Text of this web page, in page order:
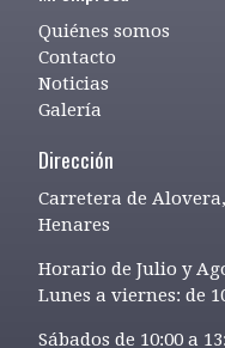
Quiénes somos
Contacto
Noticias
Galería
Dirección
Carretera de
Henares
Horario de Julio y
Lunes a viernes: de
Sábados de 10:00 a